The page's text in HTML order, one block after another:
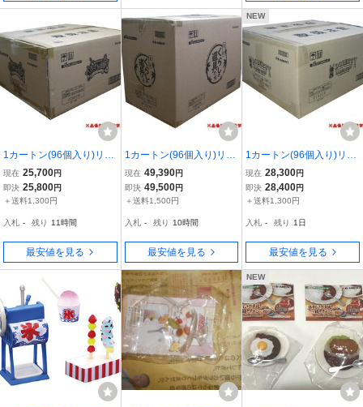
1カートン(96個入り)リー
メント『勇者様御用達！
よろず屋商店』★新品未
開封★
現在 25,700円
即決 25,800円
＋送料1,300円
入札 - 残り 11時間
最安値を見る
1カートン(96個入り)リー
メント『大正 くらしの
道具たち』★新品未開封
★
現在 49,390円
即決 49,500円
＋送料1,500円
入札 - 残り 10時間
最安値を見る
NEW
1カートン(96個入り)リー
メント『ぷちサンプルシ
リーズ DOBER'S BARB
ER SHOP』★新品未開封
現在 28,300円
即決 28,400円
＋送料1,300円
入札 - 残り 1日
最安値を見る
NEW